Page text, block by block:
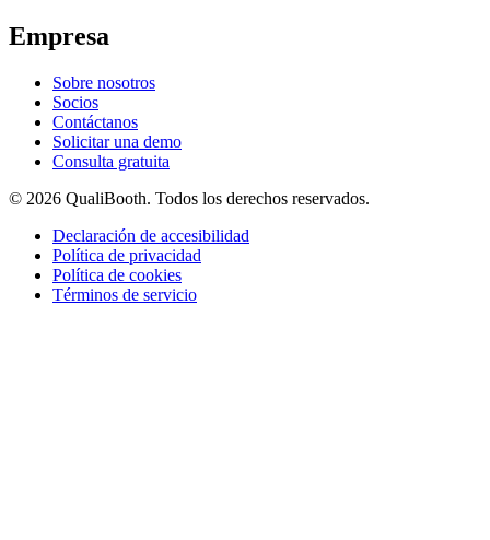
Empresa
Sobre nosotros
Socios
Contáctanos
Solicitar una demo
Consulta gratuita
© 2026 QualiBooth. Todos los derechos reservados.
Declaración de accesibilidad
Política de privacidad
Política de cookies
Términos de servicio